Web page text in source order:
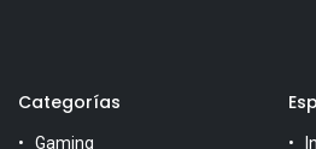
Categorías
Gaming